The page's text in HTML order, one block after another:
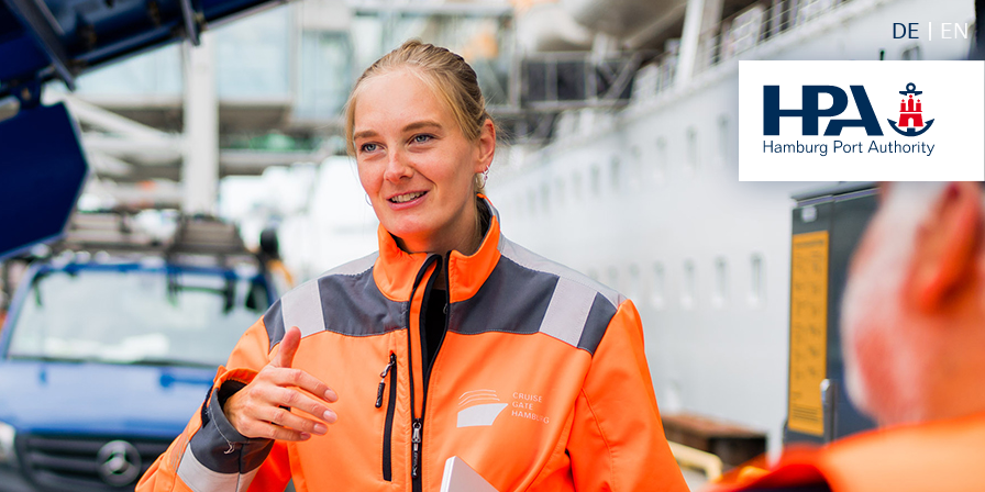
DE EN
Center der HPA
aller Verkehrsmeldungen im Hafen am